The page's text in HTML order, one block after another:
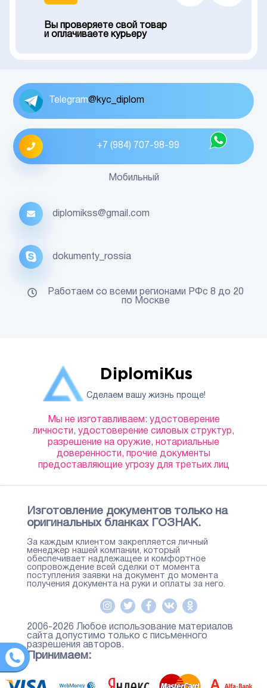
Вы проверяете свой товар
и оплачиваете курьеру
DiplomiKus
Сделаем вашу жизнь проще!
Мы не изготавливаем: удостоверение
личности, удостоверение силовых структур,
разрешение на оружие, нотариальные
доверенности, прочие документы
предоставляющие угрозу для третьих лиц
Изготовление документов только на
оригинальных бланках ГОЗНАК.
За каждым клиентом закрепляется личный
менеджер нашей компании, который
обеспечивает надлежащее и комфортное
сопровождение всей сделки от момента
поступления заявки на документ до момента
получения документа на руки и оплаты за него.
2006-2026 Любое использование материалов
сайта допустимо только с письменного
разрешения авторов.
Принимаем:
Telegram@kyc_diplom
+7 (984) 707-98-99
Мобильный
diplomikss@gmail.com
dokumenty_rossia
Работаем со всеми регионами РФс 8 до 20
по Москве